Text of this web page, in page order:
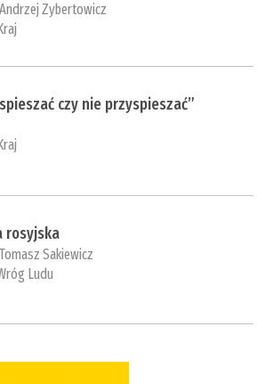
Andrzej Zybertowicz
czy nie przyspieszać”
rosyjska
Tomasz Sakiewicz
Ludu